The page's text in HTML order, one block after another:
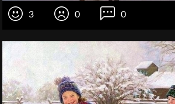
3 0 0